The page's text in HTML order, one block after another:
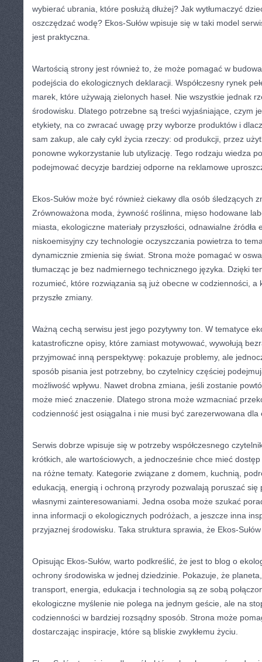
wybierać ubrania, które posłużą dłużej? Jak wytłumaczyć
oszczędzać wodę? Ekos-Sułów wpisuje się w taki model
jest praktyczna.
Wartością strony jest również to, że może pomagać w
podejścia do ekologicznych deklaracji. Współczesny rynek
marek, które używają zielonych haseł. Nie wszystkie jednak
środowisku. Dlatego potrzebne są treści wyjaśniające, czym
etykiety, na co zwracać uwagę przy wyborze produktów i
sam zakup, ale cały cykl życia rzeczy: od produkcji, przez
ponowne wykorzystanie lub utylizację. Tego rodzaju wiedza
podejmować decyzje bardziej odporne na reklamowe
Ekos-Sułów może być również ciekawy dla osób śledzących
Zrównoważona moda, żywność roślinna, mięso hodowane
miasta, ekologiczne materiały przyszłości, odnawialne źródła
niskoemisyjny czy technologie oczyszczania powietrza to
dynamicznie zmienia się świat. Strona może pomagać w
tłumacząc je bez nadmiernego technicznego języka. Dzięki
rozumieć, które rozwiązania są już obecne w codzienności, a
przyszłe zmiany.
Ważną cechą serwisu jest jego pozytywny ton. W tematyce
katastroficzne opisy, które zamiast motywować, wywołują
przyjmować inną perspektywę: pokazuje problemy, ale
sposób pisania jest potrzebny, bo czytelnicy częściej
możliwość wpływu. Nawet drobna zmiana, jeśli zostanie
może mieć znaczenie. Dlatego strona może wzmacniać
codzienność jest osiągalna i nie musi być zarezerwowana dla
Serwis dobrze wpisuje się w potrzeby współczesnego
krótkich, ale wartościowych, a jednocześnie chce mieć
na różne tematy. Kategorie związane z domem, kuchnią,
edukacją, energią i ochroną przyrody pozwalają poruszać się
własnymi zainteresowaniami. Jedna osoba może szukać
inna informacji o ekologicznych podróżach, a jeszcze inna
przyjaznej środowisku. Taka struktura sprawia, że Ekos-
Opisując Ekos-Sułów, warto podkreślić, że jest to blog o
ochrony środowiska w jednej dziedzinie. Pokazuje, że
transport, energia, edukacja i technologia są ze sobą
ekologiczne myślenie nie polega na jednym geście, ale na
codzienności w bardziej rozsądny sposób. Strona może
dostarczając inspiracje, które są bliskie zwykłemu życiu.